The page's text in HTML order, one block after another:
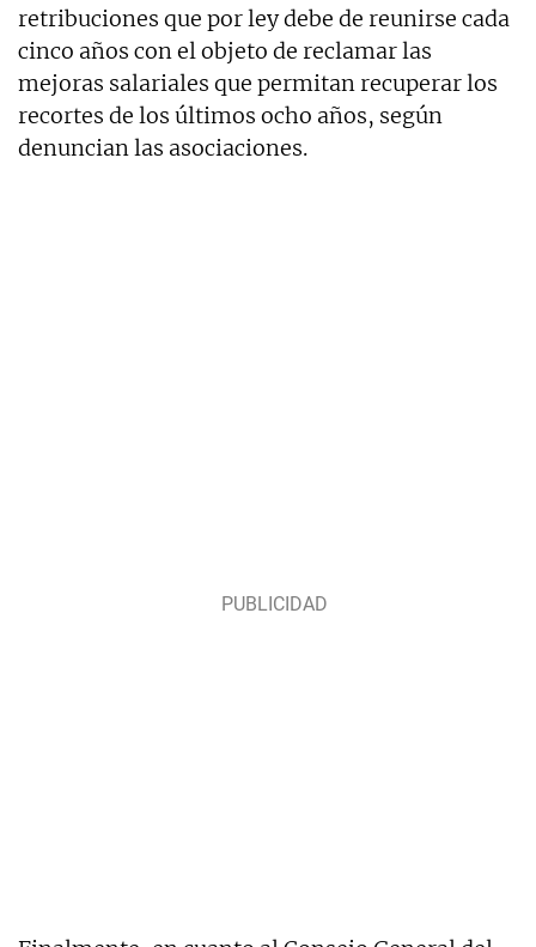
retribuciones que por ley debe de reunirse cada
cinco años con el objeto de reclamar las
mejoras salariales que permitan recuperar los
recortes de los últimos ocho años, según
denuncian las asociaciones.